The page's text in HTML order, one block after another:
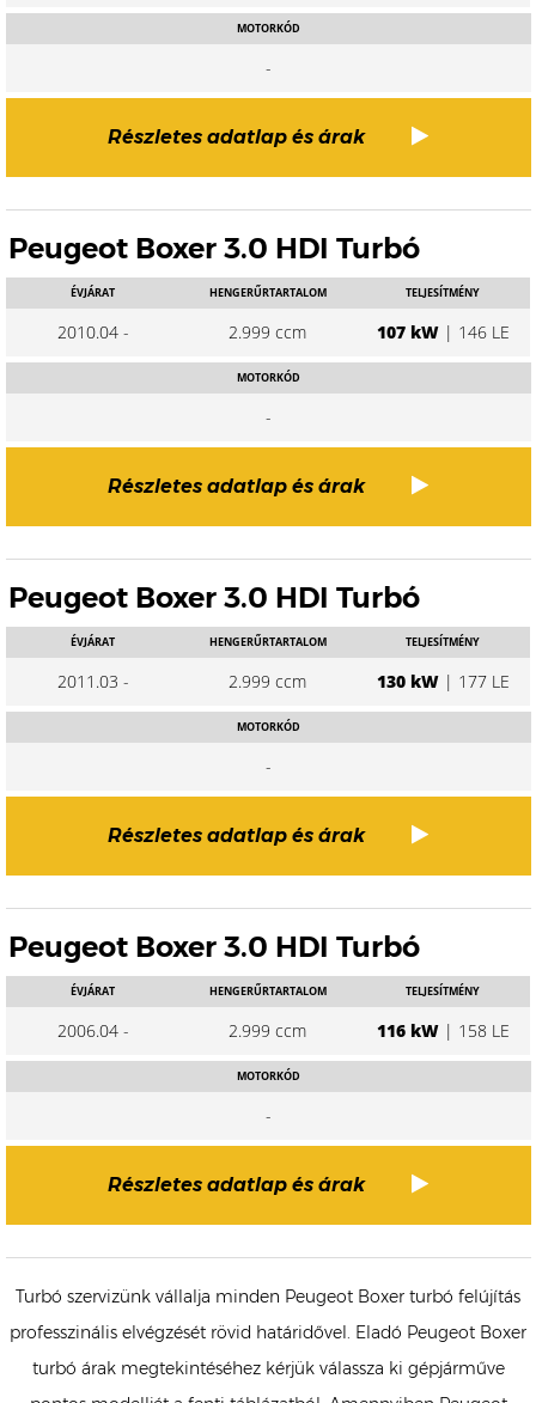
MOTORKÓD
-
Részletes adatlap és árak
Peugeot Boxer 3.0 HDI Turbó
ÉVJÁRAT
2010.04 -
HENGERŰRTARTALOM
2.999 ccm
TELJESÍTMÉNY
107 kW| 146 LE
MOTORKÓD
-
Részletes adatlap és árak
Peugeot Boxer 3.0 HDI Turbó
ÉVJÁRAT
2011.03 -
HENGERŰRTARTALOM
2.999 ccm
TELJESÍTMÉNY
130 kW| 177 LE
MOTORKÓD
-
Részletes adatlap és árak
Peugeot Boxer 3.0 HDI Turbó
ÉVJÁRAT
2006.04 -
HENGERŰRTARTALOM
2.999 ccm
TELJESÍTMÉNY
116 kW| 158 LE
MOTORKÓD
-
Részletes adatlap és árak
Turbó szervizünk vállalja minden Peugeot Boxer turbó felújítás
professzinális elvégzését rövid határidővel. Eladó Peugeot Boxer
turbó árak megtekintéséhez kérjük válassza ki gépjárműve